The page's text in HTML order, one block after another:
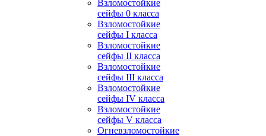
Взломостойкие
сейфы 0 класса
Взломостойкие
сейфы I класса
Взломостойкие
сейфы II класса
Взломостойкие
сейфы III класса
Взломостойкие
сейфы IV класса
Взломостойкие
сейфы V класса
Огневзломостойкие